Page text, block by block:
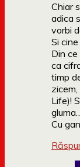
Chiar
adica
vorbi
Si
Din
ca
timp
Life)!
Cu